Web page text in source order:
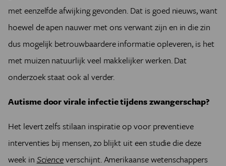
met eenzelfde afwijking gevonden. Dat is goed nieuws, want
hoewel de apen nauwer met ons verwant zijn en in die zin
dus mogelijk betrouwbaardere informatie opleveren, is het
met muizen natuurlijk veel makkelijker werken. Dat
onderzoek staat ook al verder.
Autisme door virale infectie tijdens zwangerschap?
Het levert zelfs stilaan inspiratie op voor preventieve
interventies bij mensen, zo blijkt uit een studie die deze
week in Scienceverschijnt. Amerikaanse wetenschappers